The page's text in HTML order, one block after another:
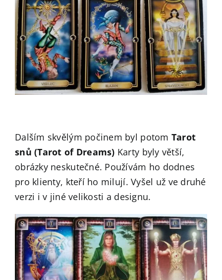
Dalším skvělým počinem byl potom Tarot
snů (Tarot of Dreams) Karty byly větší,
obrázky neskutečné. Používám ho dodnes
pro klienty, kteří ho milují. Vyšel už ve druhé
verzi i v jiné velikosti a designu.